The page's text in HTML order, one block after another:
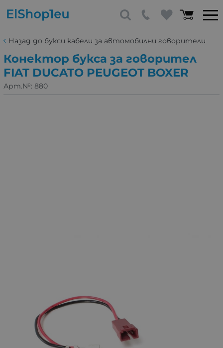
Назад до букси кабели за автомобилни говорители
Конектор букса за говорител
FIAT DUCATO PEUGEOT BOXER
Арт.№: 880